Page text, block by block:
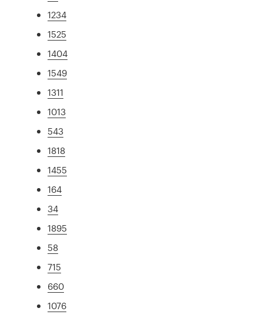
1234
1525
1404
1549
1311
1013
543
1818
1455
164
34
1895
58
715
660
1076